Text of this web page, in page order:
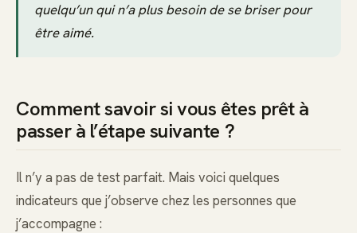
quelqu’un qui n’a plus besoin de se briser pour
être aimé.
Comment savoir si vous êtes prêt à
passer à l’étape suivante ?
Il n’y a pas de test parfait. Mais voici quelques
indicateurs que j’observe chez les personnes que
j’accompagne :